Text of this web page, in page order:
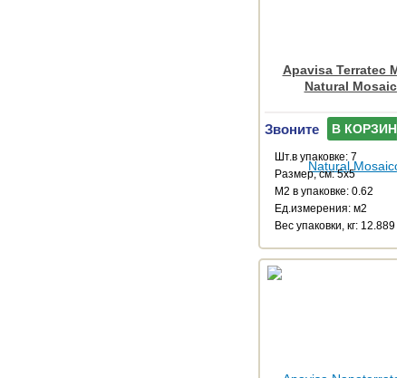
Apavisa Terratec
Natural
Звоните В КОРЗИНУ
Шт.в упаковке: 7
Размер, см: 5x5
М2 в упаковке: 0.62
Ед.измерения: м2
Веc упаковки, кг: 12.889